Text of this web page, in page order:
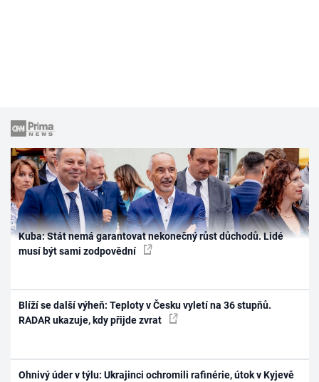
Kuba: Stát nemá garantovat nekonečný růst důchodů. Lidé
musí být sami zodpovědní
Blíží se další výheň: Teploty v Česku vyletí na 36 stupňů.
RADAR ukazuje, kdy přijde zvrat
Ohnivý úder v týlu: Ukrajinci ochromili rafinérie, útok v Kyjevě